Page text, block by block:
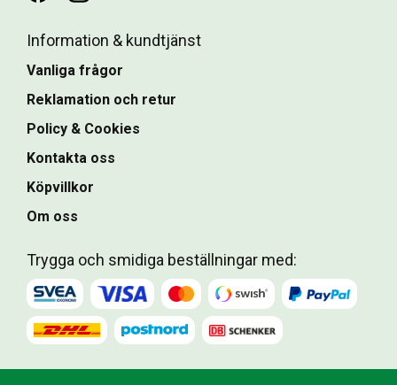
Information & kundtjänst
Vanliga frågor
Reklamation och retur
Policy & Cookies
Kontakta oss
Köpvillkor
Om oss
Trygga och smidiga beställningar med: